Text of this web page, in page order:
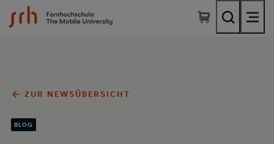
SRH Fernhochschule - The Mobile University
ZUR NEWSÜBERSICHT
BLOG